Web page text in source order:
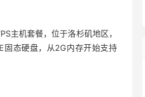
主机套餐，位于洛杉矶地区，
态硬盘，从2G内存开始支持